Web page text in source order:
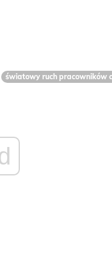
światowy ruch pracowników